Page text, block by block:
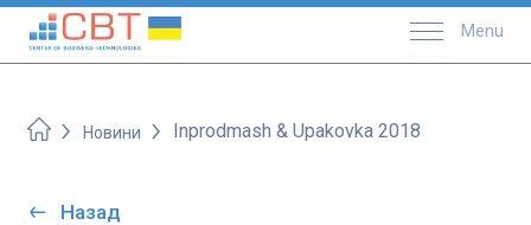
Menu
Новини Inprodmash & Upakovka 2018
Назад